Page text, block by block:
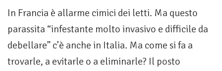
In Francia è allarme cimici dei letti. Ma questo
parassita “infestante molto invasivo e difficile da
debellare” c’è anche in Italia. Ma come si fa a
trovarle, a evitarle o a eliminarle? Il posto